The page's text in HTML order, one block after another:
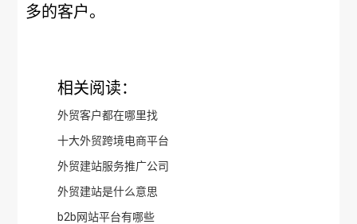
多的客户。
相关阅读：
外贸客户都在哪里找
十大外贸跨境电商平台
外贸建站服务推广公司
外贸建站是什么意思
b2b网站平台有哪些